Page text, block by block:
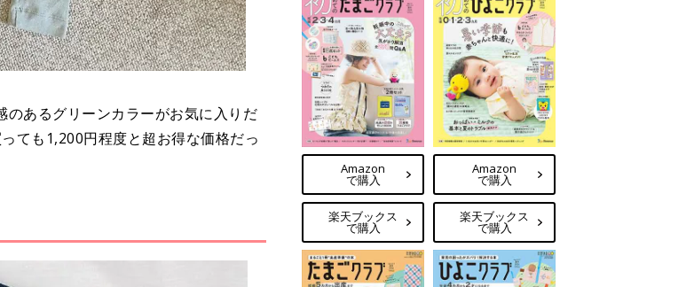
のあるグリーンカラーがお気に入りだ
ても1,200円程度と超お得な価格だっ
Amazon
で購入
楽天ブックス
で購入
Amazon
で購入
楽天ブックス
で購入